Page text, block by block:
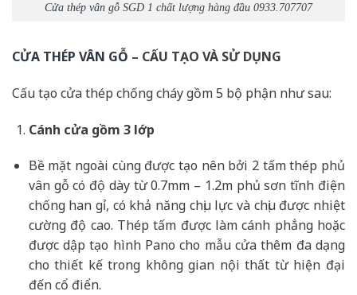
Cửa thép vân gỗ SGD 1 chất lượng hàng đầu 0933.707707
CỬA THÉP VÂN GỖ – CẤU TẠO VÀ SỬ DỤNG
Cấu tạo cửa thép chống cháy gồm 5 bộ phận như sau:
Cánh cửa gồm 3 lớp
Bề mặt ngoài cùng được tạo nên bởi 2 tấm thép phủ
vân gỗ có độ dày từ 0.7mm – 1.2m phủ sơn tĩnh điện
chống han gỉ, có khả năng chịu lực và chịu được nhiệt
cường độ cao. Thép tấm được làm cánh phẳng hoặc
được dập tạo hình Pano cho mẫu cửa thêm đa dạng
cho thiết kế trong không gian nội thất từ hiện đại
đến cổ điển.